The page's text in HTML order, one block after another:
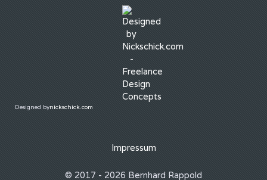
Designed bynickschick.com
Impressum
© 2017 - 2026 Bernhard Rappold